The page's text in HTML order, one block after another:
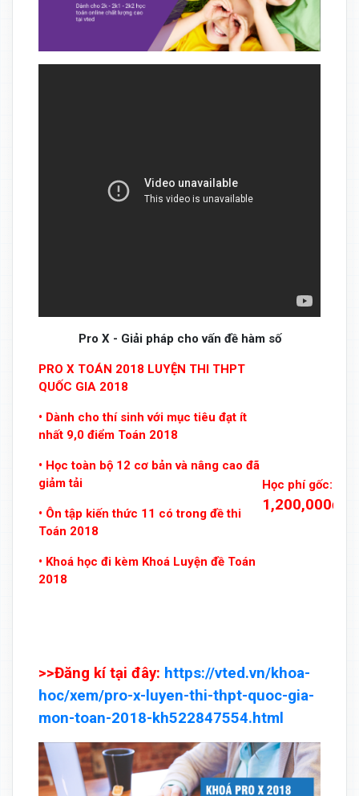
Pro X - Giải pháp cho vấn đề hàm số
PRO X TOÁN 2018 LUYỆN THI THPT
QUỐC GIA 2018
• Dành cho thí sinh với mục tiêu đạt ít
nhất 9,0 điểm Toán 2018
• Học toàn bộ 12 cơ bản và nâng cao đã
giảm tải
• Ôn tập kiến thức 11 có trong đề thi
Toán 2018
• Khoá học đi kèm Khoá Luyện đề Toán
2018
Học phí gốc:
1,200,000đ
>>Đăng kí tại đây: https://vted.vn/khoa-
hoc/xem/pro-x-luyen-thi-thpt-quoc-gia-
mon-toan-2018-kh522847554.html